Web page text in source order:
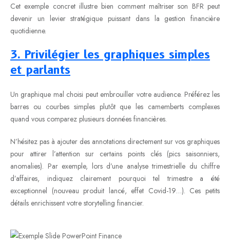
Cet exemple concret illustre bien comment maîtriser son BFR peut
devenir un levier stratégique puissant dans la gestion financière
quotidienne.
3. Privilégier les graphiques simples
et parlants
Un graphique mal choisi peut embrouiller votre audience. Préférez les
barres ou courbes simples plutôt que les camemberts complexes
quand vous comparez plusieurs données financières.
N’hésitez pas à ajouter des annotations directement sur vos graphiques
pour attirer l’attention sur certains points clés (pics saisonniers,
anomalies). Par exemple, lors d’une analyse trimestrielle du chiffre
d’affaires, indiquez clairement pourquoi tel trimestre a été
exceptionnel (nouveau produit lancé, effet Covid-19…). Ces petits
détails enrichissent votre storytelling financier.